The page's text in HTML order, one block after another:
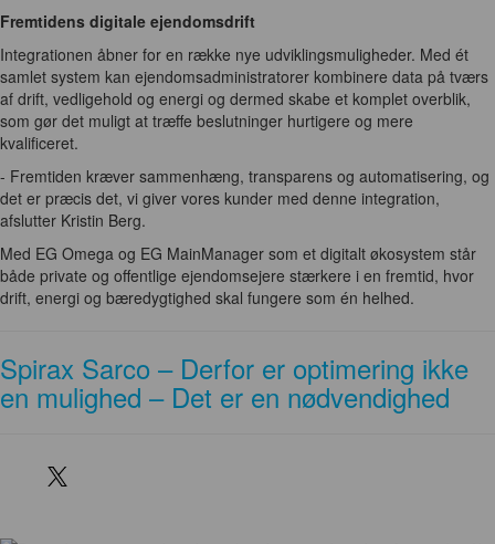
Fremtidens digitale ejendomsdrift
Integrationen åbner for en række nye udviklingsmuligheder. Med ét
samlet system kan ejendomsadministratorer kombinere data på tværs
af drift, vedligehold og energi og dermed skabe et komplet overblik,
som gør det muligt at træffe beslutninger hurtigere og mere
kvalificeret.
- Fremtiden kræver sammenhæng, transparens og automatisering, og
det er præcis det, vi giver vores kunder med denne integration,
afslutter Kristin Berg.
Med EG Omega og EG MainManager som et digitalt økosystem står
både private og offentlige ejendomsejere stærkere i en fremtid, hvor
drift, energi og bæredygtighed skal fungere som én helhed.
Spirax Sarco – Derfor er optimering ikke
en mulighed – Det er en nødvendighed